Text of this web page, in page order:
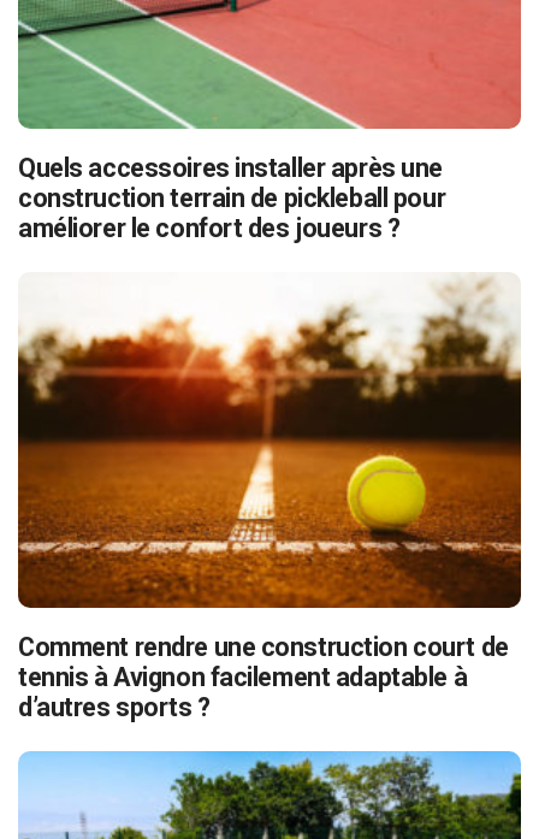
Quels accessoires installer après une
construction terrain de pickleball pour
améliorer le confort des joueurs ?
Comment rendre une construction court de
tennis à Avignon facilement adaptable à
d’autres sports ?